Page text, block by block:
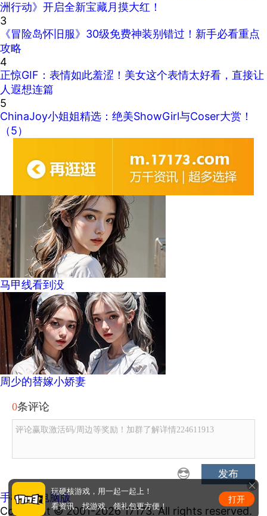
洲行动》开启全新宝藏月摸大红！
3
《冒险岛怀旧服》30级免费神装别错过！新手必看重点
攻略
4
正惊GIF：表情如此羞涩！美女这个表情太好看，直接让
人遐想连篇
5
ChinaJoy小姐姐精选：绝美ShowGirl与Coser大赏！
（5）
马甲线看到没
周少的替嫁小娇妻
0条评论
评论赢取激活码/周边等奖励！加群了解详情224611913
发布
手机版|电脑版
Copyright © 2001-2026 17173. All rights reserved.
玩硬核游戏，用一起一起上！
看资讯、找游戏、领礼包更方便！
打开